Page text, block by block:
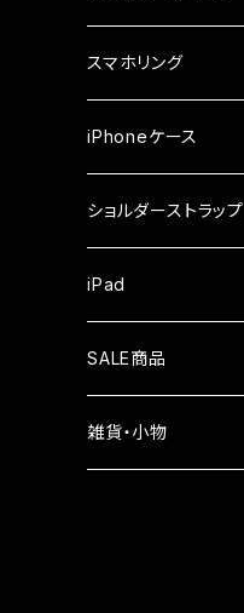
ガラスフィルム
らくらくスマホ
ガラスフィルム
OPPO
ガラスフィルム
Xiaomi
ガラスフィルム
iPhone17ProMax
iPhone16
iPhone15
スマホリング
iPhoneケース
ショルダーストラップ
iPad
液晶フィルム
SALE商品
雑貨・小物